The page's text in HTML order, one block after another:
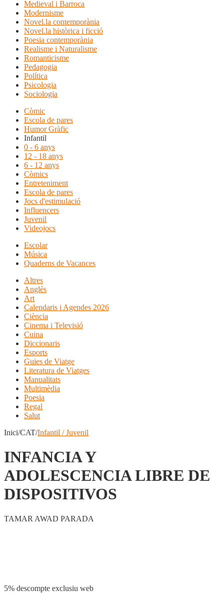
Medieval i Barroca
Modernisme
Novel.la contemporània
Novel.la històrica i ficció
Poesia contemporània
Realisme i Naturalisme
Romanticisme
Pedagogia
Política
Psicologia
Sociologia
Còmic
Escola de pares
Humor Gràfic
Infantil
0 - 6 anys
12 - 18 anys
6 - 12 anys
Còmics
Entreteniment
Escola de pares
Jocs d'estimulació
Influencers
Juvenil
Videojocs
Escolar
Música
Quaderns de Vacances
Altres
Anglès
Art
Calendaris i Agendes 2026
Ciència
Cinema i Televisió
Cuina
Diccionaris
Esports
Guies de Viatge
Literatura de Viatges
Manualitats
Multimèdia
Poesia
Regal
Salut
Inici/CAT/Infantil / Juvenil
INFANCIA Y
ADOLESCENCIA LIBRE DE
DISPOSITIVOS
TAMAR AWAD PARADA
5% descompte exclusiu web